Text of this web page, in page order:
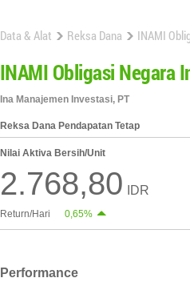
Data & Alat Reksa Dana INAMI
INAMI Obligasi Negara
Ina Manajemen Investasi, PT
Reksa Dana Pendapatan Tetap
Nilai Aktiva Bersih/Unit
2.768,80 IDR
Return/Hari 0,65%
Performance